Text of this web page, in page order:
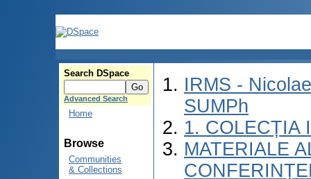
Search DSpace
Advanced Search
Home
Browse
Communities
& Collections
IRMS -
SUMPh
1. COLECȚIA
MATERIALE